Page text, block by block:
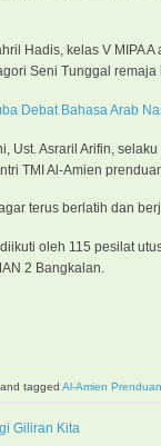
Hadis, kelas V MIPA
Seni Tunggal
Debat Bahasa Arab
Ust. Asraril Arifin,
TMI Al-Amien
terus berlatih dan
oleh 115 pesilat
2 Bangkalan.
and tagged Al-Amien Prenduan
Giliran Kita